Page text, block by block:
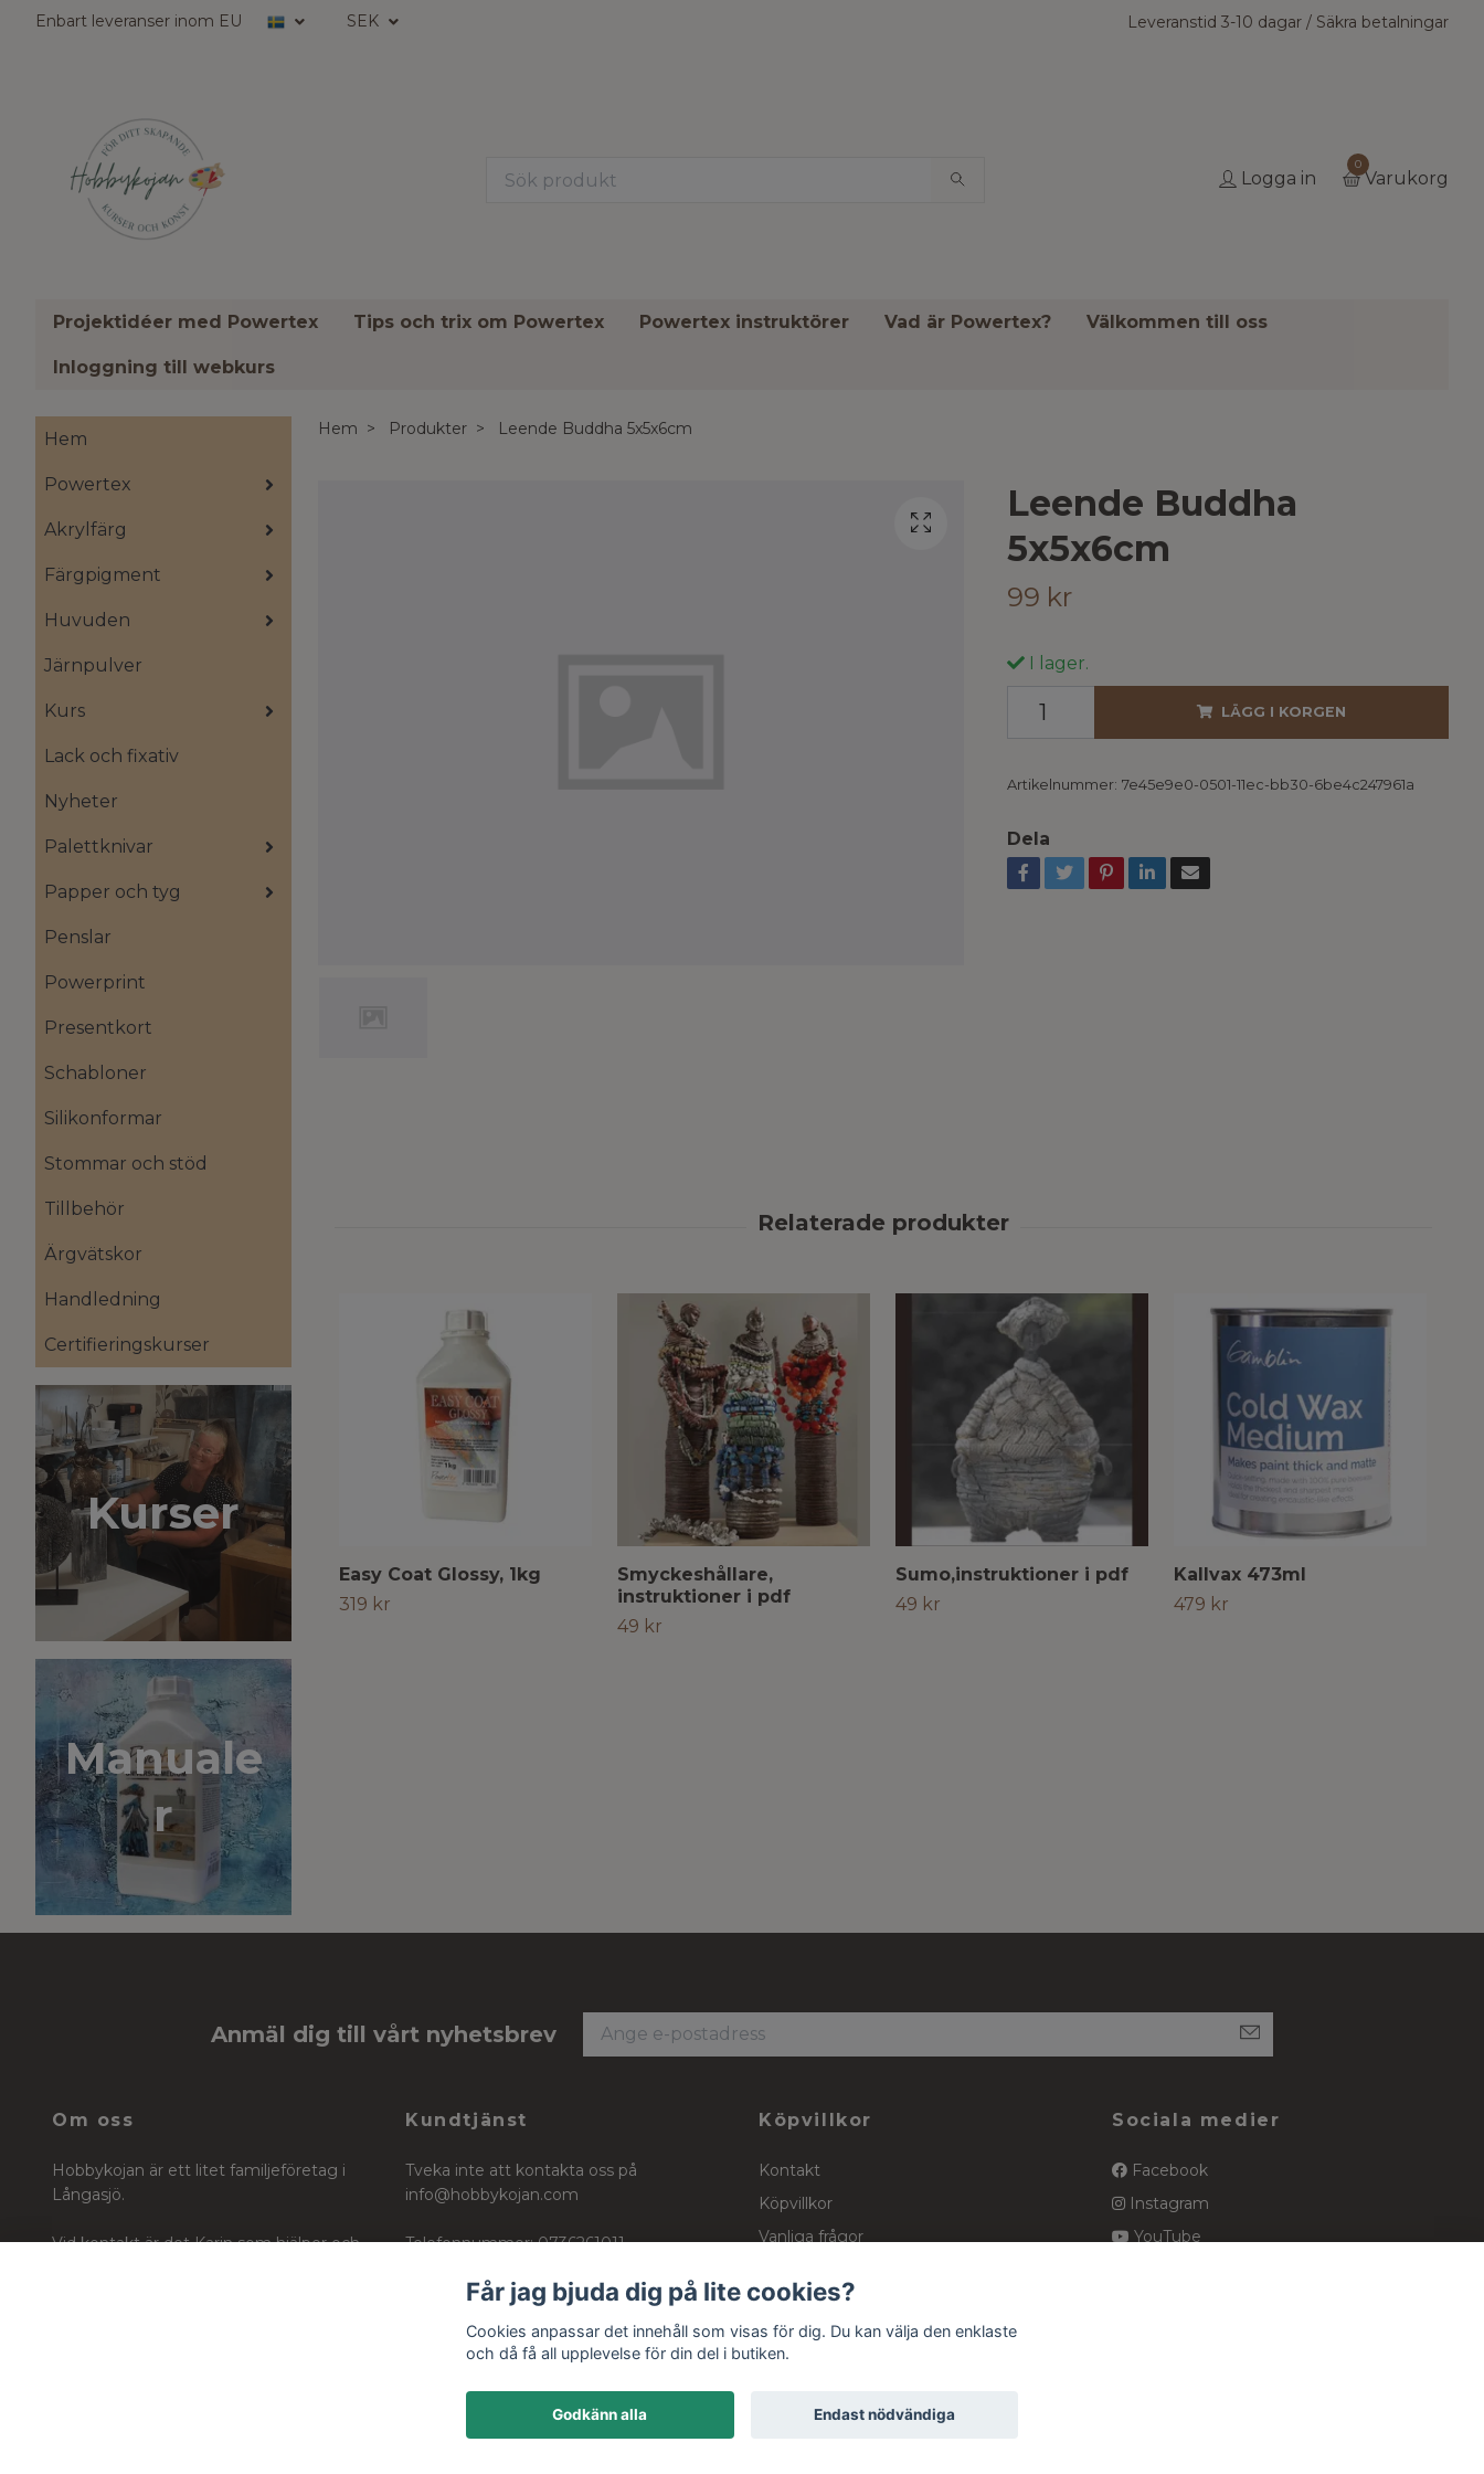
Enbart leveranser inom EU SEK Leveranstid 3-10 dagar / Säkra betalningar
Logga in
0
Varukorg
Projektidéer med Powertex Tips och trix om Powertex Powertex instruktörer Vad är Powertex? Välkommen till oss
Inloggning till webkurs
Hem
Powertex
Akrylfärg
Färgpigment
Huvuden
Järnpulver
Kurs
Lack och fixativ
Nyheter
Palettknivar
Papper och tyg
Penslar
Powerprint
Presentkort
Schabloner
Silikonformar
Stommar och stöd
Tillbehör
Ärgvätskor
Handledning
Certifieringskurser
Kurser
Manuale
r
Hem Produkter Leende Buddha 5x5x6cm
Leende Buddha
5x5x6cm
99 kr
I lager.
LÄGG I KORGEN
Artikelnummer: 7e45e9e0-0501-11ec-bb30-6be4c247961a
Dela
Easy Coat Glossy, 1kg
319 kr
Smyckeshållare,
instruktioner i pdf
49 kr
Sumo,instruktioner i pdf
49 kr
Kallvax 473ml
479 kr
Anmäl dig till vårt nyhetsbrev
Om oss
Hobbykojan är ett litet familjeföretag i
Långasjö.
Vid kontakt är det Karin som hjälper och
Kundtjänst
Tveka inte att kontakta oss på
info@hobbykojan.com
Telefonnummer: 0736261011
Köpvillkor
Kontakt
Köpvillkor
Vanliga frågor
Sociala medier
Facebook
Instagram
YouTube
Får jag bjuda dig på lite cookies?
Cookies anpassar det innehåll som visas för dig. Du kan välja den enklaste
och då få all upplevelse för din del i butiken.
Godkänn alla Endast nödvändiga